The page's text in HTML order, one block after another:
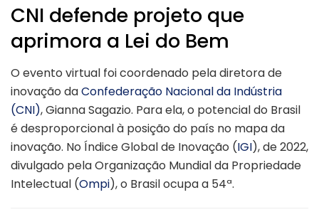
CNI defende projeto que
aprimora a Lei do Bem
O evento virtual foi coordenado pela diretora de
inovação daConfederação Nacional da Indústria
(CNI), Gianna Sagazio. Para ela, o potencial do Brasil
é desproporcional à posição do país no mapa da
inovação. No Índice Global de Inovação (IGI), de 2022,
divulgado pela Organização Mundial da Propriedade
Intelectual (Ompi), o Brasil ocupa a 54ª.